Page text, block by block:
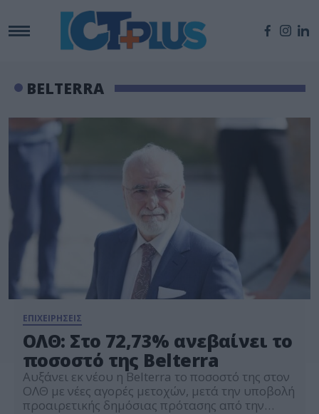
BELTERRA
ΕΠΙΧΕΙΡΗΣΕΙΣ
ΟΛΘ: Στο 72,73% ανεβαίνει το
ποσοστό της Belterra
Αυξάνει εκ νέου η Belterra το ποσοστό της στον
ΟΛΘ με νέες αγορές μετοχών, μετά την υποβολή
προαιρετικής δημόσιας πρότασης από την